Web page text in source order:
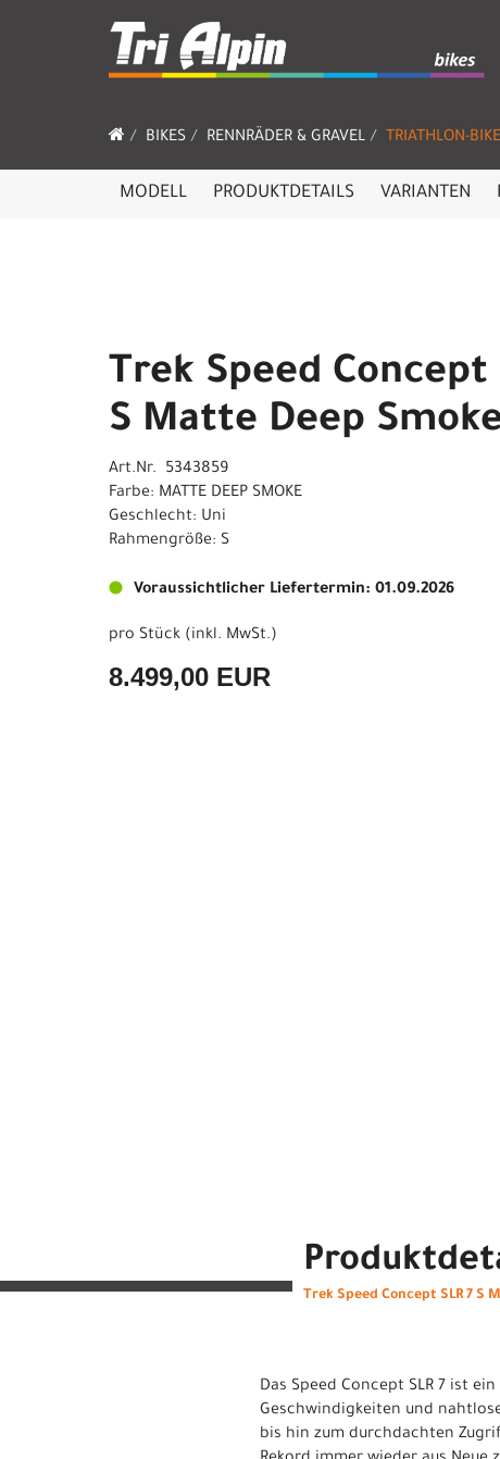
BIKES RENNRÄDER & GRAVEL TRIATHLON-
MODELL PRODUKTDETAILS VARIANTEN
Trek Speed Concept
S Matte Deep
Art.Nr. 5343859
Farbe: MATTE DEEP SMOKE
Geschlecht: Uni
Rahmengröße: S
Voraussichtlicher Liefertermin: 01.09.2026
pro Stück (inkl. MwSt.)
8.499,00 EUR
Trek Speed Concept SLR 7 S
Das Speed Concept SLR 7 ist
Geschwindigkeiten und
bis hin zum durchdachten